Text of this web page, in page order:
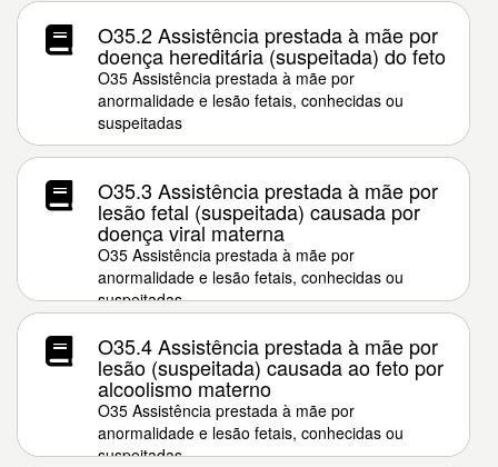
O35.2 Assistência prestada à mãe por
doença hereditária (suspeitada) do feto
O35 Assistência prestada à mãe por
anormalidade e lesão fetais, conhecidas ou
suspeitadas
O35.3 Assistência prestada à mãe por
lesão fetal (suspeitada) causada por
doença viral materna
O35 Assistência prestada à mãe por
anormalidade e lesão fetais, conhecidas ou
suspeitadas
O35.4 Assistência prestada à mãe por
lesão (suspeitada) causada ao feto por
alcoolismo materno
O35 Assistência prestada à mãe por
anormalidade e lesão fetais, conhecidas ou
suspeitadas